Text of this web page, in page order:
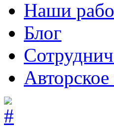
Наши
Блог
Авторское